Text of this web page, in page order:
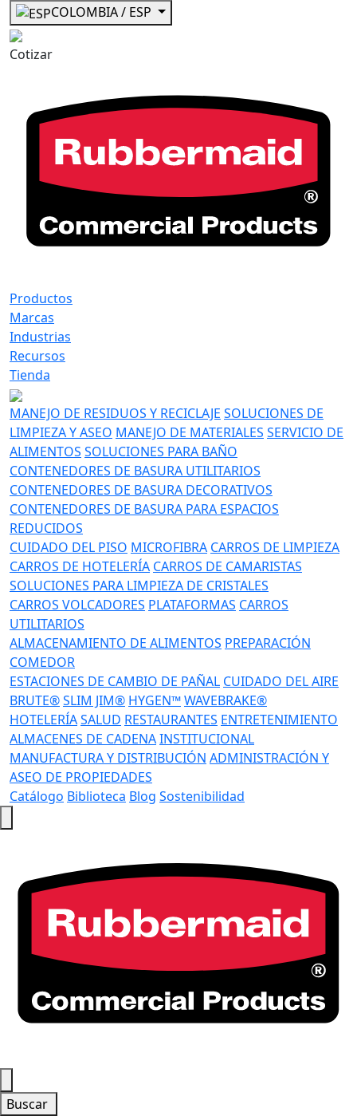
COLOMBIA / ESP
Cotizar
Productos
Marcas
Industrias
Recursos
Tienda
MANEJO DE RESIDUOS Y RECICLAJE SOLUCIONES DE
LIMPIEZA Y ASEO MANEJO DE MATERIALES SERVICIO DE
ALIMENTOS SOLUCIONES PARA BAÑO
CONTENEDORES DE BASURA UTILITARIOS
CONTENEDORES DE BASURA DECORATIVOS
CONTENEDORES DE BASURA PARA ESPACIOS
REDUCIDOS
CUIDADO DEL PISO MICROFIBRA CARROS DE LIMPIEZA
CARROS DE HOTELERÍA CARROS DE CAMARISTAS
SOLUCIONES PARA LIMPIEZA DE CRISTALES
CARROS VOLCADORES PLATAFORMAS CARROS
UTILITARIOS
ALMACENAMIENTO DE ALIMENTOS PREPARACIÓN
COMEDOR
ESTACIONES DE CAMBIO DE PAÑAL CUIDADO DEL AIRE
BRUTE®SLIM JIM® HYGEN™WAVEBRAKE®
HOTELERÍASALUD RESTAURANTES ENTRETENIMIENTO
ALMACENES DE CADENAINSTITUCIONAL
MANUFACTURA Y DISTRIBUCIÓN ADMINISTRACIÓN Y
ASEO DE PROPIEDADES
Catálogo Biblioteca Blog Sostenibilidad
Buscar